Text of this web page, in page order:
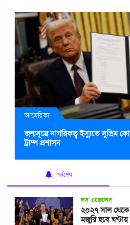
আমেরিকা
জন্মসূত্রে নাগরিকত্ব ইস্যুতে সুপ্রিম
ট্রাম্প প্রশাসন
সর্বশেষ
লস এঞ্জেলেস
২০২৭ সাল থেকে
মজুরি হবে